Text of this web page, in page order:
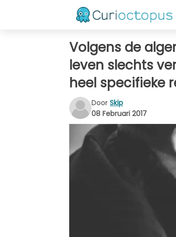
Volgens de
leven slechts
heel specifieke
Door Skip
08 Februari 2017